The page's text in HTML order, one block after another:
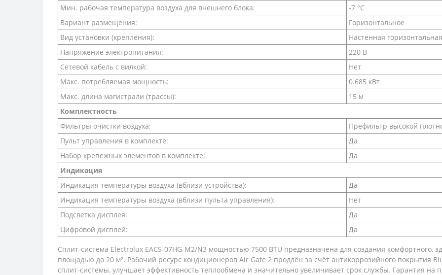
Мин. рабочая температура воздуха для внешнего блока:
-7 °С
Вариант размещения:
Горизонтальное
Вид установки (крепления):
Настенная горизонтальная
Напряжение электропитания:
220 В
Сетевой кабель с вилкой:
Нет
Макс. потребляемая мощность:
0.685 кВт
Макс. длина магистрали (трассы):
15 м
Комплектность
Фильтры очистки воздуха:
Префильтр высокой
Пульт управления в комплекте:
Да
Набор крепежных элементов в комплекте:
Да
Индикация
Индикация температуры воздуха (вблизи устройства):
Да
Индикация температуры воздуха (вблизи пульта управления):
Нет
Подсветка дисплея:
Да
Цифровой дисплей:
Да
Сплит-система Electrolux EACS-07HG-M2/N3 мощностью 7500 BTU предназначена для создания комфортного,
площадью до 20 м². Рабочий ресурс кондиционеров Air Gate 2 продлён за счёт антикоррозийного покрытия
сплит-системы, улучшает эффективность теплообмена и значительно увеличивает срок службы. Гарантия на